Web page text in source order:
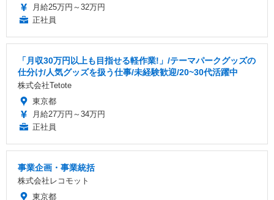
月給25万円～32万円
正社員
「月収30万円以上も目指せる軽作業!」/テーマパークグッズの
仕分け/人気グッズを扱う仕事/未経験歓迎/20~30代活躍中
株式会社Tetote
東京都
月給27万円～34万円
正社員
事業企画・事業統括
株式会社レコモット
東京都